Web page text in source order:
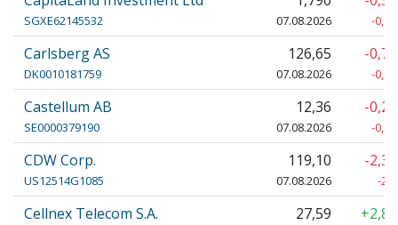
SGXE62145532 07.08.2026 -
Carlsberg AS
DK0010181759
126,65
07.08.2026
-
-
Castellum AB
SE0000379190
12,36
07.08.2026
-
-
CDW Corp.
US12514G1085
119,10
07.08.2026
-
-
Cellnex Telecom S.A. 27,59